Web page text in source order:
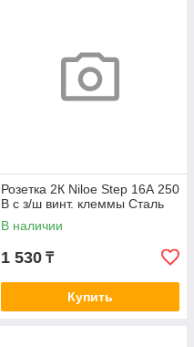
Розетка 2К Niloe Step 16А 250
В с з/ш винт. клеммы Сталь
В наличии
1 530 ₸
Купить